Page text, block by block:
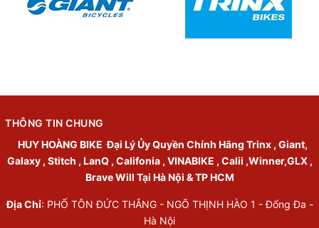
THÔNG TIN CHUNG
HUY HOÀNG BIKE Đại Lý Ủy Quyền Chính Hãng Trinx , Giant,
Galaxy , Stitch , LanQ , Califonia , VINABIKE , Calii ,Winner,GLX ,
Brave Will Tại Hà Nội & TP HCM
Địa Chỉ: PHỐ TÔN ĐỨC THẮNG - NGÕ THỊNH HÀO 1 - Đống Đa -
Hà Nội